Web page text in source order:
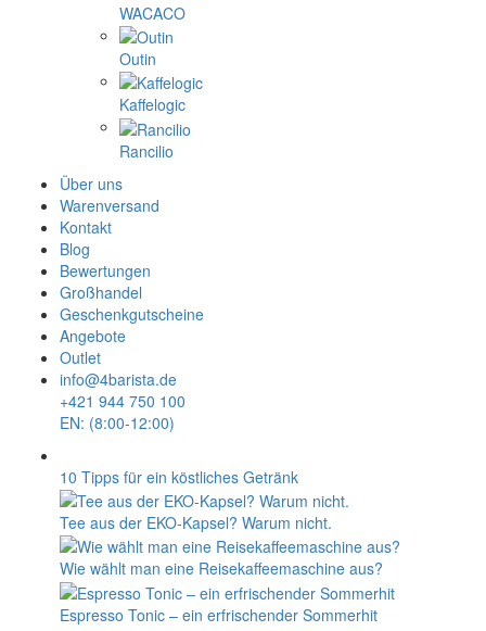
WACACO
Outin
Kaffelogic
Rancilio
Über uns
Warenversand
Kontakt
Blog
Bewertungen
Großhandel
Geschenkgutscheine
Angebote
Outlet
info@4barista.de
+421 944 750 100
EN: (8:00-12:00)
10 Tipps für ein köstliches Getränk
Tee aus der EKO-Kapsel? Warum nicht.
Wie wählt man eine Reisekaffeemaschine aus?
Espresso Tonic – ein erfrischender Sommerhit